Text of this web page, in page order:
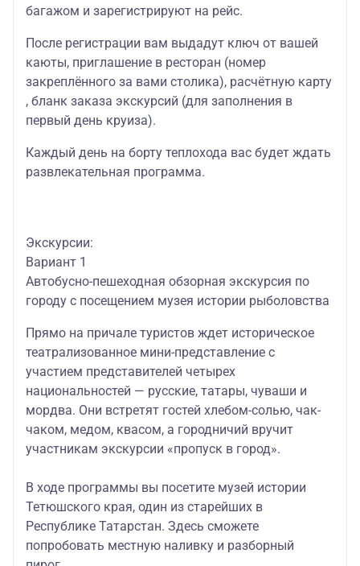
багажом и зарегистрируют на рейс.
После регистрации вам выдадут ключ от вашей
каюты, приглашение в ресторан (номер
закреплённого за вами столика), расчётную карту
, бланк заказа экскурсий (для заполнения в
первый день круиза).
Каждый день на борту теплохода вас будет ждать
развлекательная программа.
Экскурсии:
Вариант 1
Автобусно-пешеходная обзорная экскурсия по
городу с посещением музея истории рыболовства
Прямо на причале туристов ждет историческое
театрализованное мини-представление с
участием представителей четырех
национальностей — русские, татары, чуваши и
мордва. Они встретят гостей хлебом-солью, чак-
чаком, медом, квасом, а городничий вручит
участникам экскурсии «пропуск в город».
В ходе программы вы посетите музей истории
Тетюшского края, один из старейших в
Республике Татарстан. Здесь сможете
попробовать местную наливку и разборный